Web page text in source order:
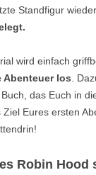
Standfigur
wird einfach
Abenteuer los.
das Euch in
Eures ersten
Robin Hood